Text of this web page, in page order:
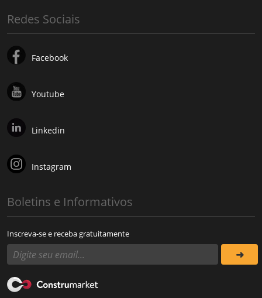
Redes Sociais
Facebook
Youtube
Linkedin
Instagram
Boletins e Informativos
Inscreva-se e receba gratuitamente